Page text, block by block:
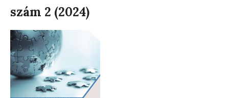
szám 2 (2024)